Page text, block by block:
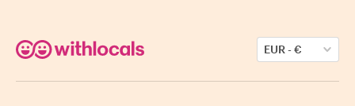
EUR-€